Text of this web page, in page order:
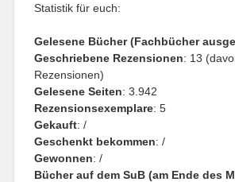
Statistik für euch:
Gelesene Bücher (Fachbücher
Geschriebene Rezensionen: 13
Rezensionen)
Gelesene Seiten: 3.942
Rezensionsexemplare: 5
Gekauft: /
Geschenkt bekommen: /
Gewonnen: /
Bücher auf dem SuB (am Ende des